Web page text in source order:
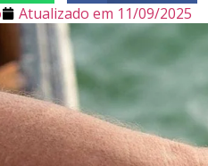
Atualizado em 11/09/2025